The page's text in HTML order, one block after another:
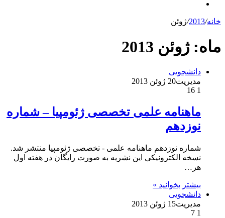
خانه/
2013
/ژوئن
ماه:ژوئن 2013
دانشجویی
مدیریت20 ژوئن 2013
1
ماهنامه علمی تخصصی ژئومپیا – شماره
نوزدهم
شماره نوزدهم ماهنامه علمی - تخصصی ژئومپیا منتشر شد.
نسخه الکترونیکی این نشریه به صورت رایگان در هفته اول
هر…
بیشتر بخوانید »
دانشجویی
مدیریت15 ژوئن 2013
1